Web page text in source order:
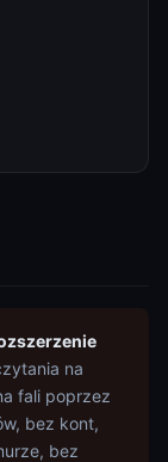
na
fali poprzez
bez kont,
bez